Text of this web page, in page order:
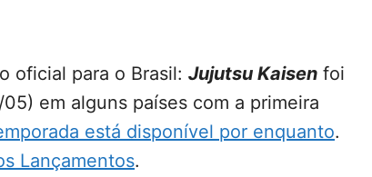
oficial para o Brasil: Jujutsu Kaisen foi
em alguns países com a primeira
está disponível por enquanto.
Lançamentos.